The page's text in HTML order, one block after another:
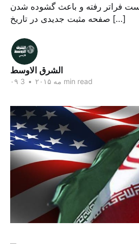
فراتر رفته و باعث گشوده شدن
صفحه مثبت جدیدی در تاریخ […]
الشرق الاوسط
۰۹ مه ۲۰۱۵ • 3 min read